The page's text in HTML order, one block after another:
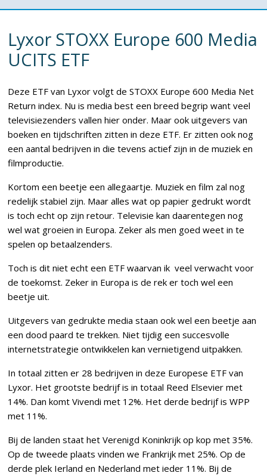
Lyxor STOXX Europe 600 Media
UCITS ETF
Deze ETF van Lyxor volgt de STOXX Europe 600 Media Net
Return index. Nu is media best een breed begrip want veel
televisiezenders vallen hier onder. Maar ook uitgevers van
boeken en tijdschriften zitten in deze ETF. Er zitten ook nog
een aantal bedrijven in die tevens actief zijn in de muziek en
filmproductie.
Kortom een beetje een allegaartje. Muziek en film zal nog
redelijk stabiel zijn. Maar alles wat op papier gedrukt wordt
is toch echt op zijn retour. Televisie kan daarentegen nog
wel wat groeien in Europa. Zeker als men goed weet in te
spelen op betaalzenders.
Toch is dit niet echt een ETF waarvan ik veel verwacht voor
de toekomst. Zeker in Europa is de rek er toch wel een
beetje uit.
Uitgevers van gedrukte media staan ook wel een beetje aan
een dood paard te trekken. Niet tijdig een succesvolle
internetstrategie ontwikkelen kan vernietigend uitpakken.
In totaal zitten er 28 bedrijven in deze Europese ETF van
Lyxor. Het grootste bedrijf is in totaal Reed Elsevier met
14%. Dan komt Vivendi met 12%. Het derde bedrijf is WPP
met 11%.
Bij de landen staat het Verenigd Koninkrijk op kop met 35%.
Op de tweede plaats vinden we Frankrijk met 25%. Op de
derde plek Ierland en Nederland met ieder 11%. Bij de